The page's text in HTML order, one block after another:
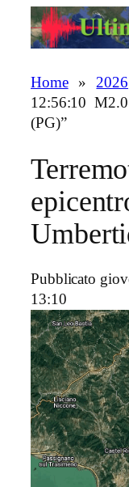
Home»2026
12:56:10
(PG)”
Pubblicato
13:10